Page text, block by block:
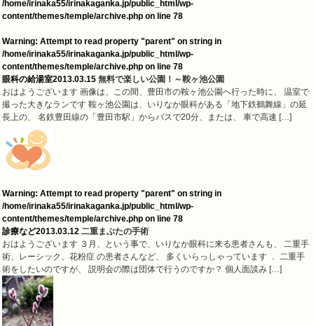
/home/irinaka55/irinakaganka.jp/public_html/wp-
content/themes/temple/archive.php on line 78
Warning: Attempt to read property "parent" on string in
/home/irinaka55/irinakaganka.jp/public_html/wp-
content/themes/temple/archive.php on line 78
眼科の給湯室2013.03.15 無料で楽しい公園！～鞍ヶ池公園
おはようございます 画像は、この間、豊田市の鞍ヶ池公園へ行った時に、 温室で
撮った大きなランです 鞍ヶ池公園は、いりなか眼科がある「地下鉄鶴舞線」の延
長上の、 名鉄豊田線の「豊田市駅」からバスで20分、または、 車で高速 […]
Warning: Attempt to read property "parent" on string in
/home/irinaka55/irinakaganka.jp/public_html/wp-
content/themes/temple/archive.php on line 78
診療など2013.03.12 二重まぶたの手術
おはようございます ３月、という事で、いりなか眼科に来る患者さんも、 二重手
術、レーシック、花粉症 の患者さんなど、 多くいらっしゃっています ． 二重手
術をしたいのですが、 説明会の際は団体で行うのですか？ 個人面談み […]